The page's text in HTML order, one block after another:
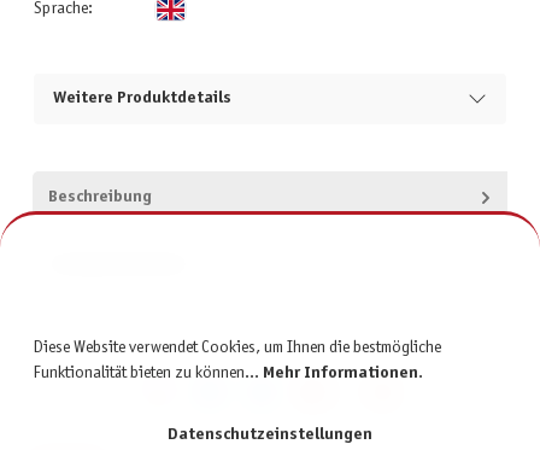
Sprache:
Weitere Produktdetails
Beschreibung
Diese Website verwendet Cookies, um Ihnen die bestmögliche
Funktionalität bieten zu können... Mehr Informationen.
Datenschutzeinstellungen